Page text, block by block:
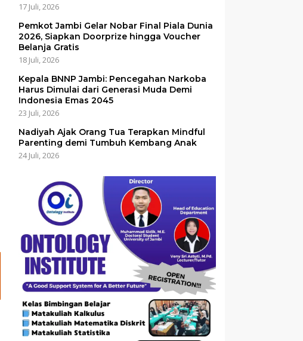
17 Juli, 2026
Pemkot Jambi Gelar Nobar Final Piala Dunia
2026, Siapkan Doorprize hingga Voucher
Belanja Gratis
18 Juli, 2026
Kepala BNNP Jambi: Pencegahan Narkoba
Harus Dimulai dari Generasi Muda Demi
Indonesia Emas 2045
23 Juli, 2026
Nadiyah Ajak Orang Tua Terapkan Mindful
Parenting demi Tumbuh Kembang Anak
24 Juli, 2026